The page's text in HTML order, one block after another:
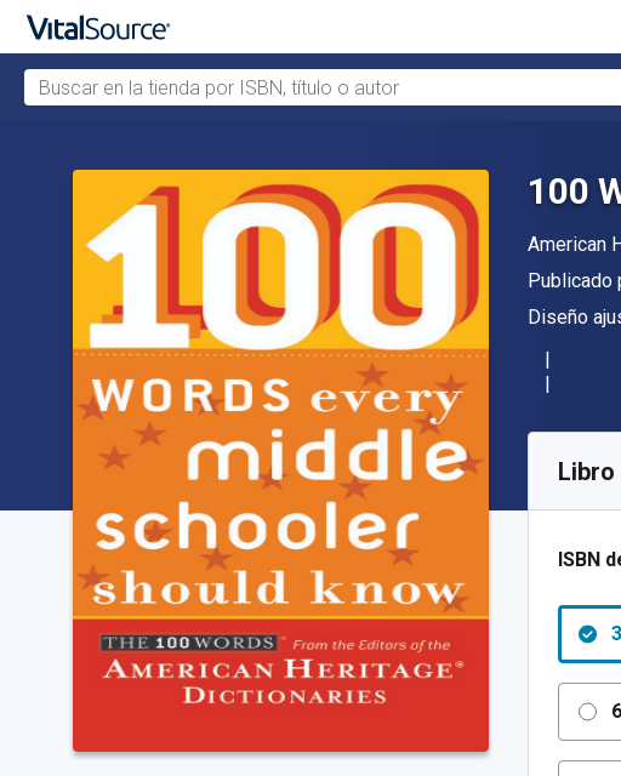
Buscar en la tienda por ISBN, título o autor
100
Autor(es)
American
Editor
Publicado
Formato
Diseño
SKU:
ISBN